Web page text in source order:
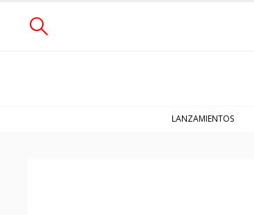
LANZAMIENTOS